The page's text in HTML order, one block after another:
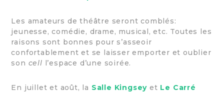
Les amateurs de théâtre seront comblés:
jeunesse, comédie, drame, musical, etc. Toutes les
raisons sont bonnes pour s’asseoir
confortablement et se laisser emporter et oublier
son cell l’espace d’une soirée.
En juillet et août, la Salle Kingsey et Le Carré